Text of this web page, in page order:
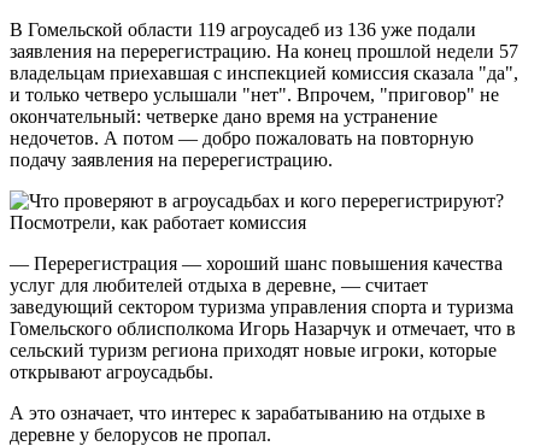
В Гомельской области 119 агроусадеб из 136 уже подали
заявления на перерегистрацию. На конец прошлой недели 57
владельцам приехавшая с инспекцией комиссия сказала "да",
и только четверо услышали "нет". Впрочем, "приговор" не
окончательный: четверке дано время на устранение
недочетов. А потом — добро пожаловать на повторную
подачу заявления на перерегистрацию.
— Перерегистрация — хороший шанс повышения качества
услуг для любителей отдыха в деревне, — считает
заведующий сектором туризма управления спорта и туризма
Гомельского облисполкома Игорь Назарчук и отмечает, что в
сельский туризм региона приходят новые игроки, которые
открывают агроусадьбы.
А это означает, что интерес к зарабатыванию на отдыхе в
деревне у белорусов не пропал.